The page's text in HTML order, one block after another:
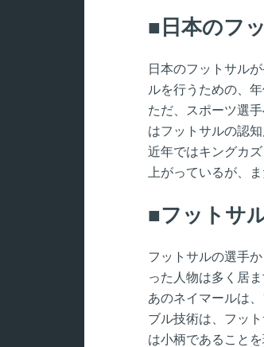
日本のフ
日本のフットサル
ルを行うための、
ただ、スポーツ選
はフットサルの認
近年ではキングカ
上がっているが、
フットサ
フットサルの選手
った人物は多く居ま
あのネイマールは
ブル技術は、フッ
は小柄であること